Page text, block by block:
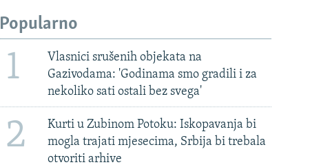
Popularno
1
Vlasnici srušenih objekata na
Gazivodama: 'Godinama smo gradili i za
nekoliko sati ostali bez svega'
2
Kurti u Zubinom Potoku: Iskopavanja bi
mogla trajati mjesecima, Srbija bi trebala
otvoriti arhive